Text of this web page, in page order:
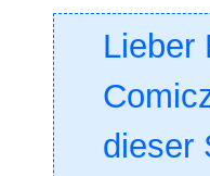
Lieber
dieser